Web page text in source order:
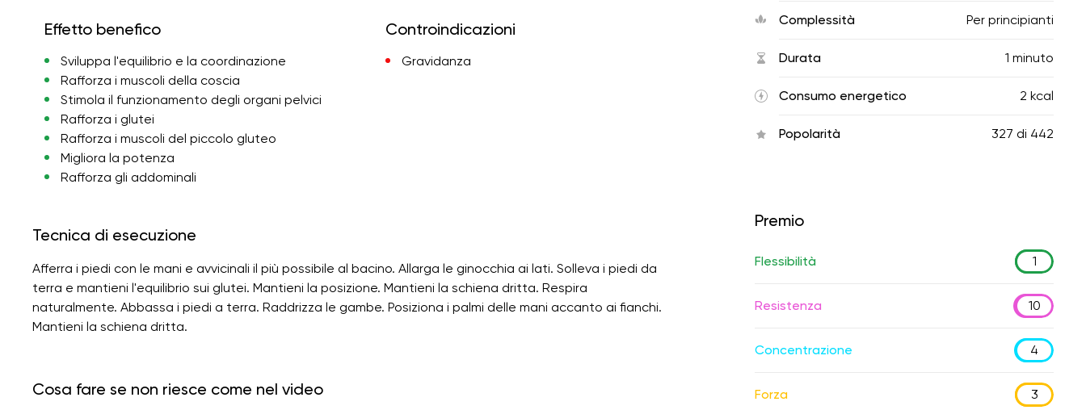
Effetto benefico
Sviluppa l'equilibrio e la coordinazione
Rafforza i muscoli della coscia
Stimola il funzionamento degli organi pelvici
Rafforza i glutei
Rafforza i muscoli del piccolo gluteo
Migliora la potenza
Rafforza gli addominali
Controindicazioni
Gravidanza
Tecnica di esecuzione
Afferra i piedi con le mani e avvicinali il più possibile al bacino. Allarga le ginocchia ai lati. Solleva i piedi da
terra e mantieni l'equilibrio sui glutei. Mantieni la posizione. Mantieni la schiena dritta. Respira
naturalmente. Abbassa i piedi a terra. Raddrizza le gambe. Posiziona i palmi delle mani accanto ai fianchi.
Mantieni la schiena dritta.
Cosa fare se non riesce come nel video
Complessità Per principianti
Durata 1 minuto
Consumo energetico 2 kcal
Popolarità 327 di 442
Premio
Flessibilità 1
Resistenza 10
Concentrazione 4
Forza 3